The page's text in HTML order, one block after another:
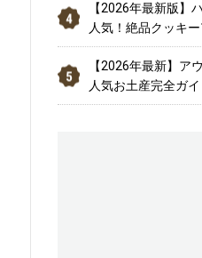
【2026年最新版】
人気！絶品クッキ
【2026年最新】ア
人気お土産完全ガイ